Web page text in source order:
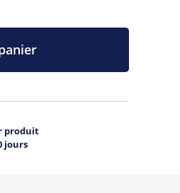
produit
jours